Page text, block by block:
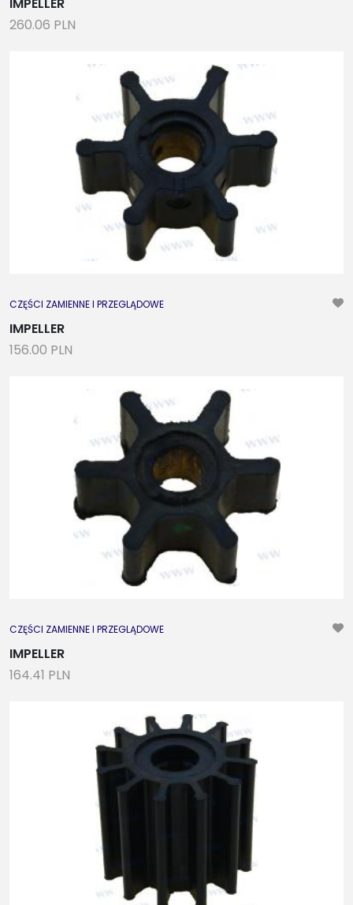
IMPELLER
260.06 PLN
CZĘŚCI ZAMIENNE I PRZEGLĄDOWE
IMPELLER
156.00 PLN
CZĘŚCI ZAMIENNE I PRZEGLĄDOWE
IMPELLER
164.41 PLN